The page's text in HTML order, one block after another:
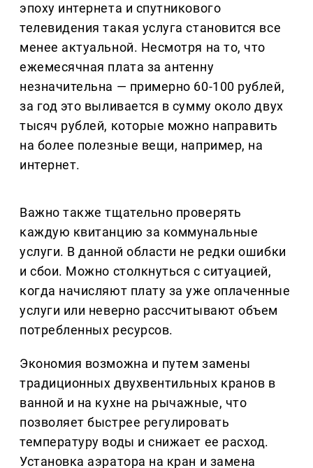
эпоху интернета и спутникового
телевидения такая услуга становится все
менее актуальной. Несмотря на то, что
ежемесячная плата за антенну
незначительна — примерно 60-100 рублей,
за год это выливается в сумму около двух
тысяч рублей, которые можно направить
на более полезные вещи, например, на
интернет.
Важно также тщательно проверять
каждую квитанцию за коммунальные
услуги. В данной области не редки ошибки
и сбои. Можно столкнуться с ситуацией,
когда начисляют плату за уже оплаченные
услуги или неверно рассчитывают объем
потребленных ресурсов.
Экономия возможна и путем замены
традиционных двухвентильных кранов в
ванной и на кухне на рычажные, что
позволяет быстрее регулировать
температуру воды и снижает ее расход.
Установка аэратора на кран и замена